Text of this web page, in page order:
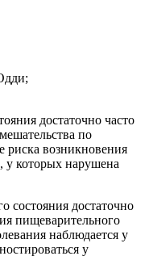
достаточно часто
по
риска возникновения
у которых нарушена
состояния достаточно
пищеварительного
наблюдается у
у